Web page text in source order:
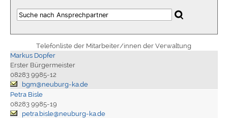
Telefonliste der Mitarbeiter/innen der Verwaltung
Markus Dopfer
Erster Bürgermeister
08283 9985-12
bgm@neuburg-ka.de
Petra Bisle
08283 9985-19
petra.bisle@neuburg-ka.de